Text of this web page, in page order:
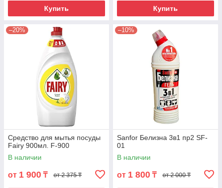
Купить Купить
–20%
Средство для мытья посуды
Fairy 900мл. F-900
В наличии
от 1 900 ₸ от 2 375 ₸
–10%
Sanfor Белизна 3в1 пр2 SF-
01
В наличии
от 1 800 ₸ от 2 000 ₸